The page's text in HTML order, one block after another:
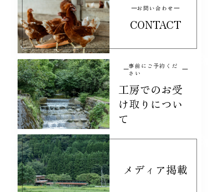
お問い合わせ
CONTACT
事前にご予約くだ
さい
工房でのお受
け取りについ
て
メディア掲載